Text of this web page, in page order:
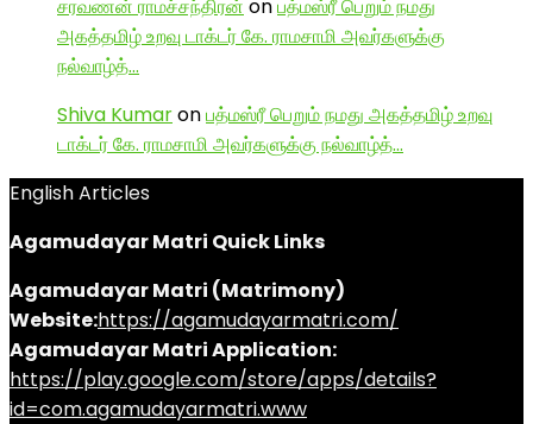
சரவணன் ராமச்சந்திரன் onபத்மஸ்ரீ பெறும் நமது
அகத்தமிழ் உறவு டாக்டர் கே. ராமசாமி அவர்களுக்கு
நல்வாழ்த்…
Shiva Kumaronபத்மஸ்ரீ பெறும் நமது அகத்தமிழ் உறவு
டாக்டர் கே. ராமசாமி அவர்களுக்கு நல்வாழ்த்…
English Articles
Agamudayar Matri Quick Links
Agamudayar Matri (Matrimony)
Website:https://agamudayarmatri.com/
Agamudayar Matri Application:
https://play.google.com/store/apps/details?
id=com.agamudayarmatri.www